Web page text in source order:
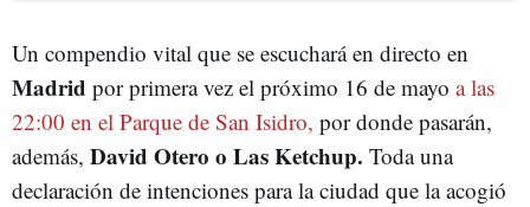
Un compendio vital que se escuchará en directo en
Madrid por primera vez el próximo 16 de mayo a las
22:00 en el Parque de San Isidro, por donde pasarán,
además, David Otero o Las Ketchup. Toda una
declaración de intenciones para la ciudad que la acogió